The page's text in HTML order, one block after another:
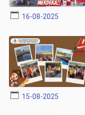
16-08-2025
15-08-2025